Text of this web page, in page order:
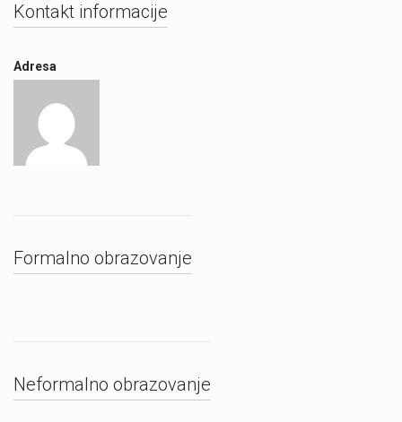
Kontakt informacije
Adresa
Formalno obrazovanje
Neformalno obrazovanje